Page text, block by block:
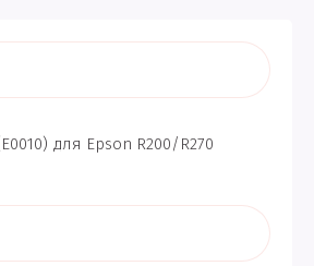
для Epson R200/R270